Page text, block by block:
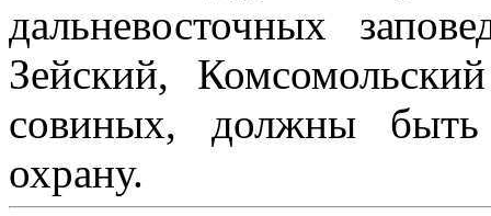
дальневосточных
Зейский,
совиных, должны быть
охрану.